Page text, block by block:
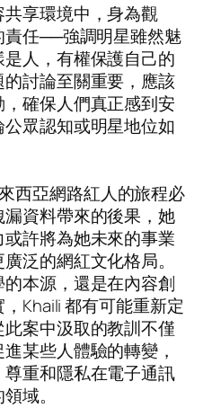
享環境中，身為觀
責任──強調明星雖然魅
人，有權保護自己的
討論至關重要，應該
確保人們真正感到安
眾認知或明星地位如
西亞網路紅人的旅程必
資料帶來的後果，她
許將為她未來的事業
泛的網紅文化格局。
本源，還是在內容創
Khaili 都有可能重新定
案中汲取的教訓不僅
某些人體驗的轉變，
重和隱私在電子通訊
域。